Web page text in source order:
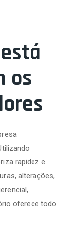
os
rapidez e
alterações,
oferece todo